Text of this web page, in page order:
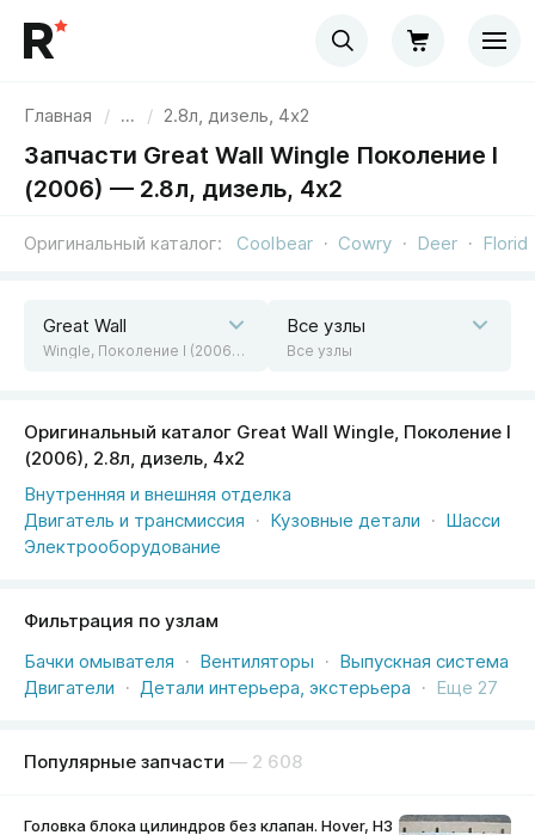
Главная / ... / 2.8л, дизель, 4х2
Запчасти Great Wall Wingle Поколение I
(2006) — 2.8л, дизель, 4х2
Оригинальный каталог Coolbear Cowry Deer Florid
Great Wall
Wingle, Поколение I (2006), 2.8л, дизель, 4х2
Все узлы
Все узлы
Оригинальный каталог Great Wall Wingle, Поколение I
(2006), 2.8л, дизель, 4х2
Внутренняя и внешняя отделка
Двигатель и трансмиссия
Кузовные детали
Шасси
Электрооборудование
Фильтрация по узлам
Бачки омывателя
Вентиляторы
Выпускная система
Двигатели
Детали интерьера, экстерьера Еще 27
Популярные запчасти — 2 608